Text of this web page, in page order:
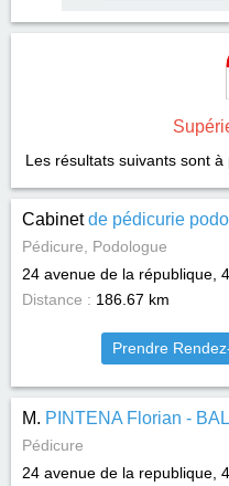
Les résultats suivants sont
Cabinetde pédicurie
Pédicure, Podologue
24 avenue de la république,
Distance : 186.67 km
Prendre
M. PINTENA Florian -
Pédicure
24 avenue de la republique,